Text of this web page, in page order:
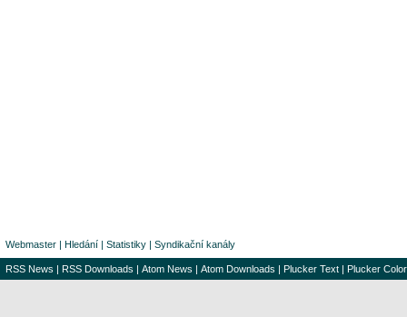
Webmaster | Hledání | Statistiky | Syndikační kanály
RSS News | RSS Downloads | Atom News | Atom Downloads | Plucker Text | Plucker Color